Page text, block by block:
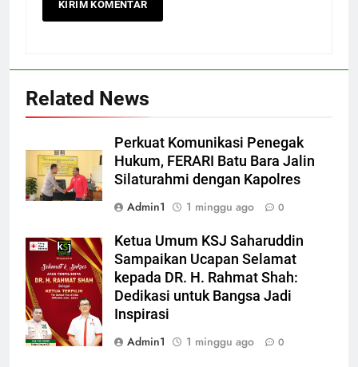
Related News
Perkuat Komunikasi Penegak
Hukum, FERARI Batu Bara Jalin
Silaturahmi dengan Kapolres
Admin1
1 minggu ago 0
Ketua Umum KSJ Saharuddin
Sampaikan Ucapan Selamat
kepada DR. H. Rahmat Shah:
Dedikasi untuk Bangsa Jadi
Inspirasi
Admin1
1 minggu ago 0